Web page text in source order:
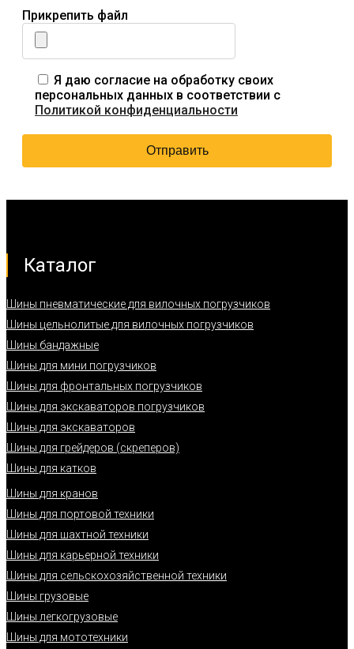
Прикрепить файл
Я даю согласие на обработку своих
персональных данных в соответствии с
Политикой конфиденциальности
Каталог
Шины пневматические для вилочных погрузчиков
Шины цельнолитые для вилочных погрузчиков
Шины бандажные
Шины для мини погрузчиков
Шины для фронтальных погрузчиков
Шины для экскаваторов погрузчиков
Шины для экскаваторов
Шины для грейдеров (скреперов)
Шины для катков
Шины для кранов
Шины для портовой техники
Шины для шахтной техники
Шины для карьерной техники
Шины для сельскохозяйственной техники
Шины грузовые
Шины легкогрузовые
Шины для мототехники